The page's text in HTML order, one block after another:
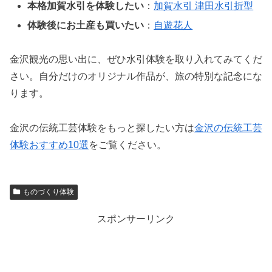
本格加賀水引を体験したい ： 加賀水引 津田水引折型
体験後にお土産も買いたい ： 自遊花人
金沢観光の思い出に、ぜひ水引体験を取り入れてみてくだ
さい。自分だけのオリジナル作品が、旅の特別な記念にな
ります。
金沢の伝統工芸体験をもっと探したい方は金沢の伝統工芸
体験おすすめ10選をご覧ください。
ものづくり体験
スポンサーリンク